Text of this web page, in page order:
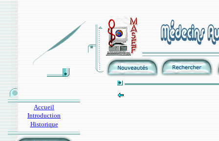
Accueil
Introduction
Historique